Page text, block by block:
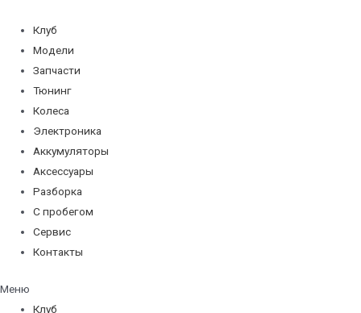
содержимому
Клуб
Модели
Запчасти
Тюнинг
Колеса
Электроника
Аккумуляторы
Аксессуары
Разборка
С пробегом
Сервис
Контакты
Меню
Клуб